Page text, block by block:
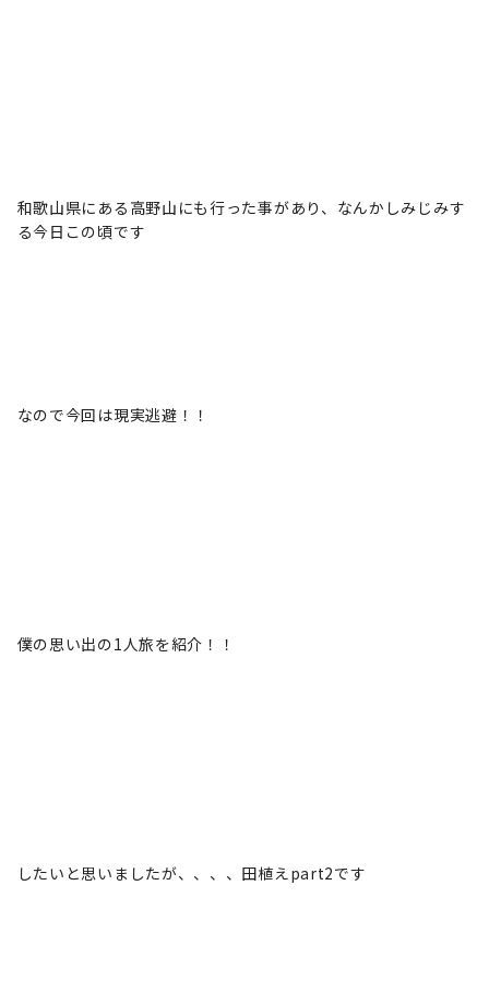
和歌山県にある高野山にも行った事があり、なんかしみじみす
る今日この頃です
なので今回は現実逃避！！
僕の思い出の1人旅を紹介！！
したいと思いましたが、、、、田植えpart2です